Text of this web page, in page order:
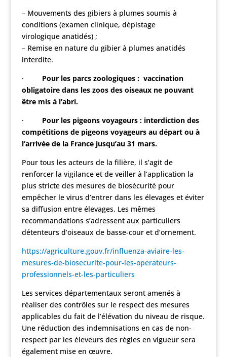
– Mouvements des gibiers à plumes soumis à
conditions (examen clinique, dépistage
virologique anatidés) ;
– Remise en nature du gibier à plumes anatidés
interdite.
·
Pour les parcs zoologiques : vaccination
obligatoire dans les zoos des oiseaux ne pouvant
être mis à l’abri.
·
Pour les pigeons voyageurs : interdiction des
compétitions de pigeons voyageurs au départ ou à
l’arrivée de la France jusqu’au 31 mars.
Pour tous les acteurs de la filière, il s’agit de
renforcer la vigilance et de veiller à l’application la
plus stricte des mesures de biosécurité pour
empêcher le virus d’entrer dans les élevages et éviter
sa diffusion entre élevages. Les mêmes
recommandations s’adressent aux particuliers
détenteurs d’oiseaux de basse-cour et d’ornement.
https://agriculture.gouv.fr/influenza-aviaire-les-
mesures-de-biosecurite-pour-les-operateurs-
professionnels-et-les-particuliers
Les services départementaux seront amenés à
réaliser des contrôles sur le respect des mesures
applicables du fait de l’élévation du niveau de risque.
Une réduction des indemnisations en cas de non-
respect par les éleveurs des règles en vigueur sera
également mise en œuvre.